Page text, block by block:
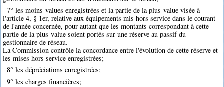
7° les moins-values enregistrées et la partie de la plus-value visée à
l'article 4, § 1er, relative aux équipements mis hors service dans le courant
de l'année concernée, pour autant que les montants correspondant à cette
partie de la plus-value soient portés sur une réserve au passif du
gestionnaire de réseau.
La Commission contrôle la concordance entre l'évolution de cette réserve et
les mises hors service enregistrées;
8° les dépréciations enregistrées;
9° les charges financières;